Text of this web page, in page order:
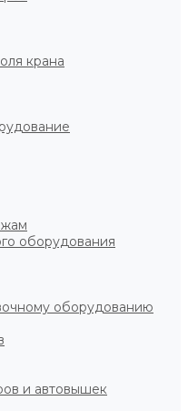
крана
оборудования
оборудованию
и автовышек